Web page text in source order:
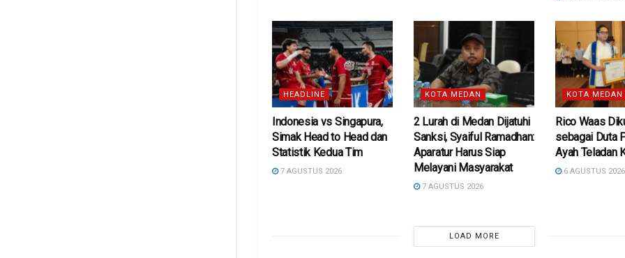
HEADLINE
Indonesia vs Singapura,
Simak Head to Head dan
Statistik Kedua Tim
7 AGUSTUS 2026
KOTA MEDAN
2 Lurah di Medan Dijatuhi
Sanksi, Syaiful Ramadhan:
Aparatur Harus Siap
Melayani Masyarakat
7 AGUSTUS 2026
KOTA MEDAN
Rico Waas
sebagai Duta
Ayah Teladan
6 AGUSTUS 2026
LOAD MORE